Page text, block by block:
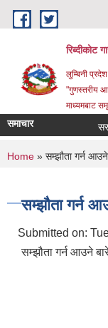
Skip to main content
रिब्दीकोट
लुम्बिनी प्रदेश
"गुणस्तरीय
माध्यमबाट
समाचार सरुवा
You are
Home » सम्झौता गर्न आउने
सम्झौता गर्न
Submitted on:
सम्झौता गर्न आउने